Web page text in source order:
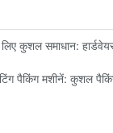
कुशल समाधान:
पैकिंग मशीनें: कुशल